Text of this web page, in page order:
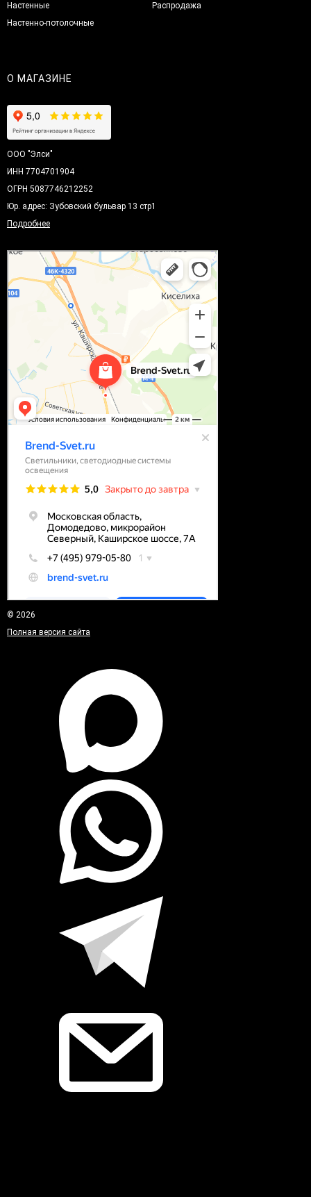
Настенные
Настенно-потолочные
Распродажа
О МАГАЗИНЕ
ООО "Элси"
ИНН 7704701904
ОГРН 5087746212252
Юр. адрес: Зубовский бульвар 13 стр1
Подробнее
© 2026
Полная версия сайта